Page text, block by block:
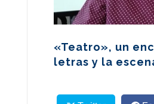
«Teatro», un
letras y la